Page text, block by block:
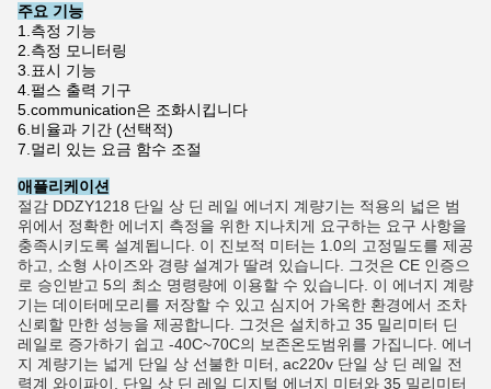
주요 기능
1.측정 기능
2.측정 모니터링
3. 표시 기능
4. 펄스 출력 기구
5.communication은 조화시킵니다
6. 비율과 기간 (선택적)
7. 멀리 있는 요금 함수 조절
애플리케이션
절감 DDZY1218 단일 상 딘 레일 에너지 계량기는 적용의 넓은 범
위에서 정확한 에너지 측정을 위한 지나치게 요구하는 요구 사항을
충족시키도록 설계됩니다. 이 진보적 미터는 1.0의 고정밀도를 제공
하고, 소형 사이즈와 경량 설계가 딸려 있습니다. 그것은 CE 인증으
로 승인받고 5의 최소 명령량에 이용할 수 있습니다. 이 에너지 계량
기는 데이터메모리를 저장할 수 있고 심지어 가옥한 환경에서 조차
신뢰할 만한 성능을 제공합니다. 그것은 설치하고 35 밀리미터 딘
레일로 증가하기 쉽고 -40C~70C의 보존온도범위를 가집니다. 에너
지 계량기는 넓게 단일 상 선불한 미터, ac220v 단일 상 딘 레일 전
력계 와이파이, 단일 상 딘 레일 디지털 에너지 미터와 35 밀리미터